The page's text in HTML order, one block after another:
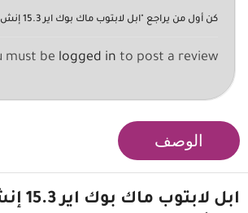
كن أول من يراجع "ابل لابتوب ماك بوك اير 15.3 إنش 16 رام 256 جيجا
must be logged in to post a review.
الوصف
ابل لابتوب ماك بوك اير